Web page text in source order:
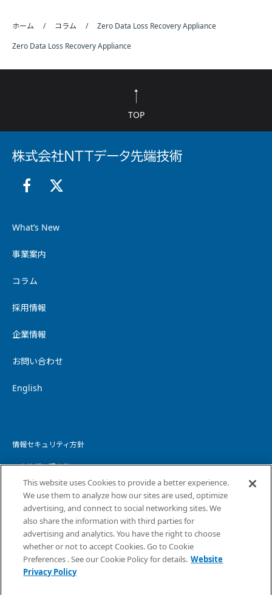
ホーム コラム
Zero Data Loss Recovery Appliance
Zero Data Loss Recovery Appliance
TOP
What’s New
事業案内
コラム
採用情報
企業情報
お問い合わせ
English
情報セキュリティ方針
個人情報保護方針
ウェブサイトプライバシーポリシー
コピーライト・免責事項
サイトマップ
This website uses Cookies to provide a better experience.
We use them to analyze how our sites are used, optimize
advertising, and connect to social networking sites. We
also share the information with third parties for
advertising and analytics. You have the right to choose
whether or not to accept Cookies. Go to Cookie
Preferences . See our Cookie Policy for details. Website
Privacy Policy